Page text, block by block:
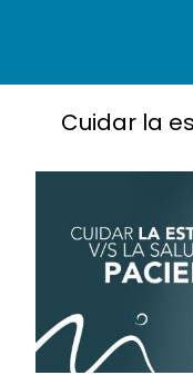
Cuidar la